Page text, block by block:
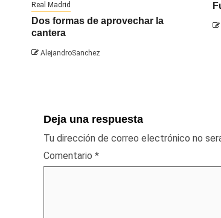
Real Madrid
Dos formas de aprovechar la
cantera
AlejandroSanchez
Deja una respuesta
Tu dirección de correo electrónico no
Comentario *